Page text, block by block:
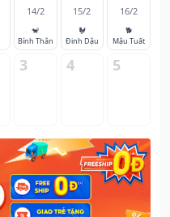
14/2
🐒
Bính Thân
15/2
🐓
Đinh Dậu
16/2
🐕
Mậu Tuất
3 4 5